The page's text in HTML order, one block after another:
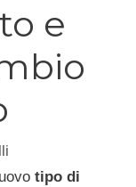
e
tipo di